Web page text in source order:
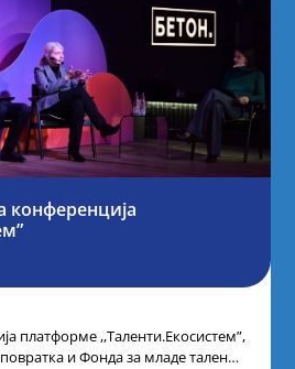
платформе ,,Таленти.Екосистем”,
и Фонда за младе таленте